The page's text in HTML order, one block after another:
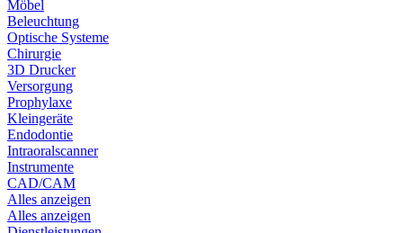
Möbel
Beleuchtung
Optische Systeme
Chirurgie
3D Drucker
Versorgung
Prophylaxe
Kleingeräte
Endodontie
Intraoralscanner
Instrumente
CAD/CAM
Alles anzeigen
Alles anzeigen